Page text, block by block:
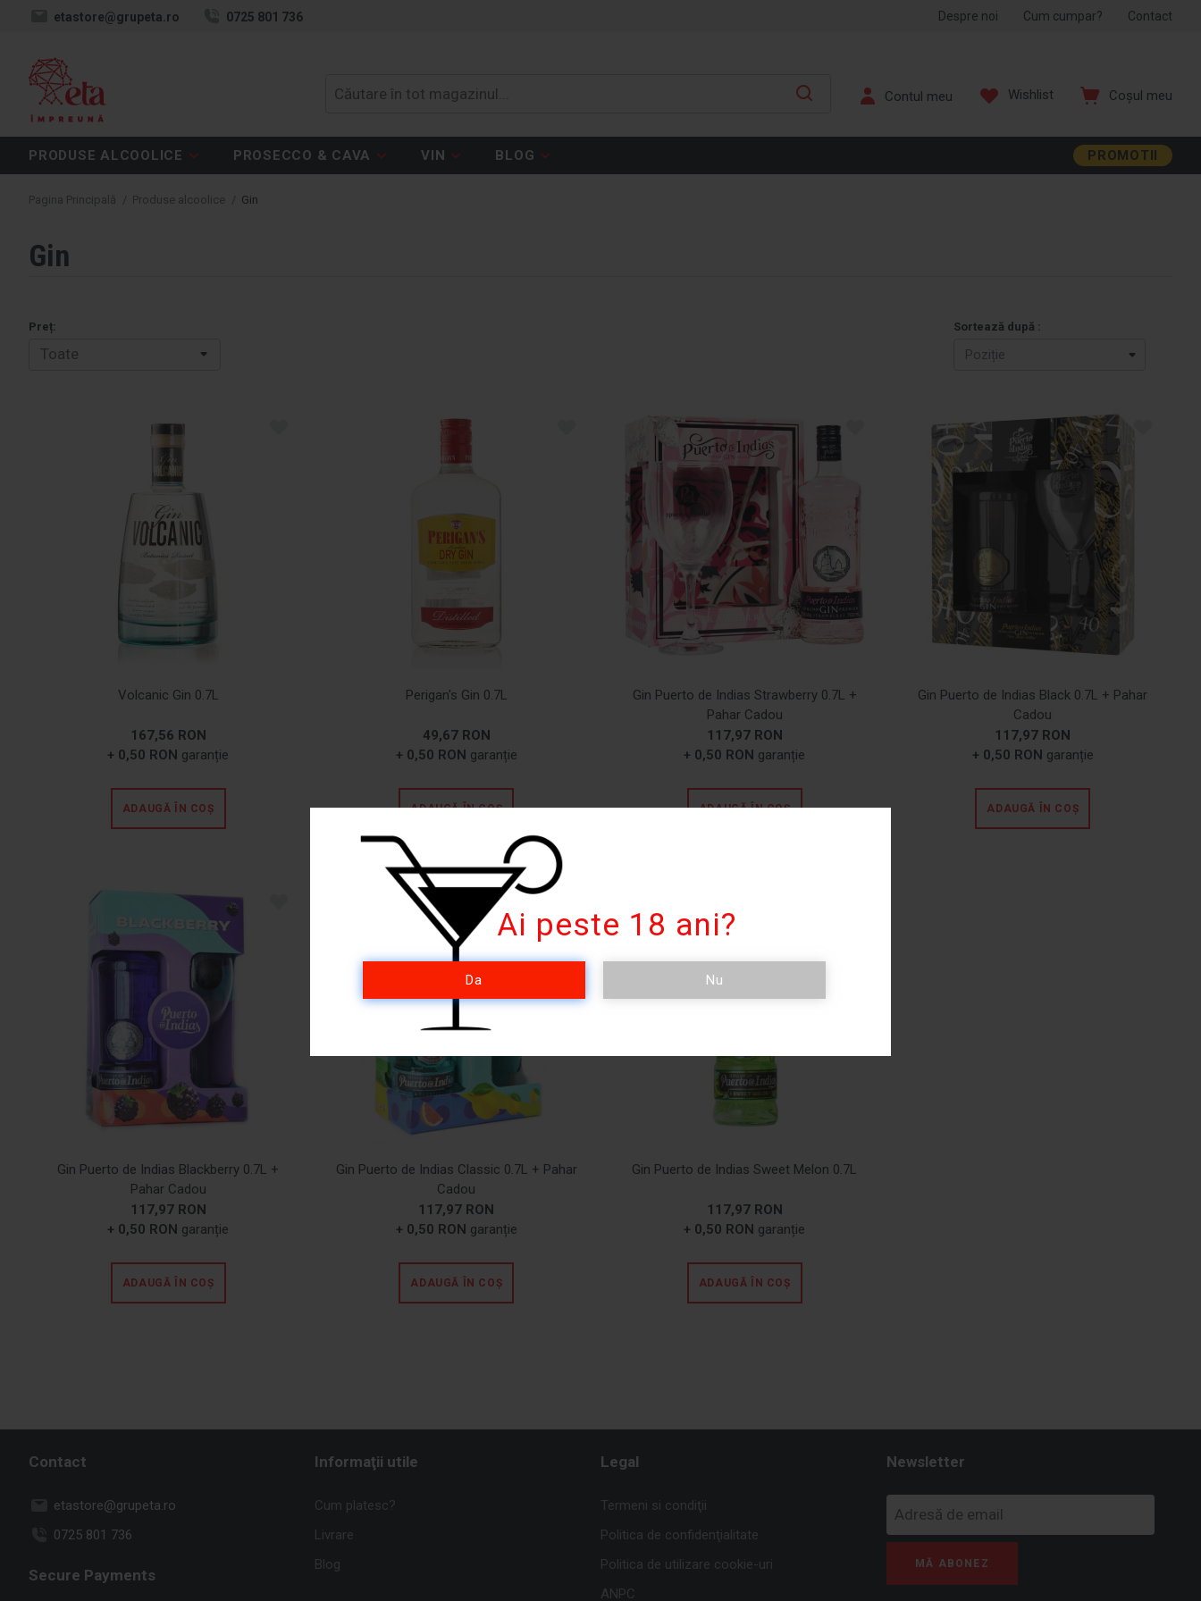
Ai peste 18 ani?
Da Nu
etastore@grupeta.ro 0725 801 736 Despre noi Cum cumpar? Contact
Coșul meu
Wishlist
PROMOTII
PRODUSE ALCOOLICE PROSECCO & CAVA VIN BLOG
Pagina Principală Produse alcoolice Gin
Gin
Sortează după :
Preț:
Volcanic Gin 0.7L
167,56 RON
+ 0,50 RON garanție
ADAUGĂ ÎN COȘ
Perigan's Gin 0.7L
49,67 RON
+ 0,50 RON garanție
ADAUGĂ ÎN COȘ
Gin Puerto de Indias Strawberry 0.7L +
Pahar Cadou
117,97 RON
+ 0,50 RON garanție
ADAUGĂ ÎN COȘ
Gin Puerto de Indias Black 0.7L + Pahar
Cadou
117,97 RON
+ 0,50 RON garanție
ADAUGĂ ÎN COȘ
Gin Puerto de Indias Blackberry 0.7L +
Pahar Cadou
117,97 RON
+ 0,50 RON garanție
ADAUGĂ ÎN COȘ
Gin Puerto de Indias Classic 0.7L + Pahar
Cadou
117,97 RON
+ 0,50 RON garanție
ADAUGĂ ÎN COȘ
Gin Puerto de Indias Sweet Melon 0.7L
117,97 RON
+ 0,50 RON garanție
ADAUGĂ ÎN COȘ
Contact
etastore@grupeta.ro
0725 801 736
Secure Payments
Informaţii utile
Cum platesc?
Livrare
Blog
Legal
Termeni si condiţii
Politica de confidenţialitate
Politica de utilizare cookie-uri
ANPC
Newsletter
MĂ ABONEZ